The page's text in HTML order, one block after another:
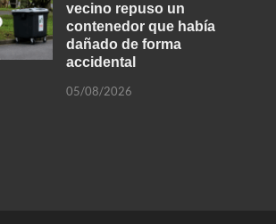
vecino repuso un
contenedor que había
dañado de forma
accidental
05/08/2026